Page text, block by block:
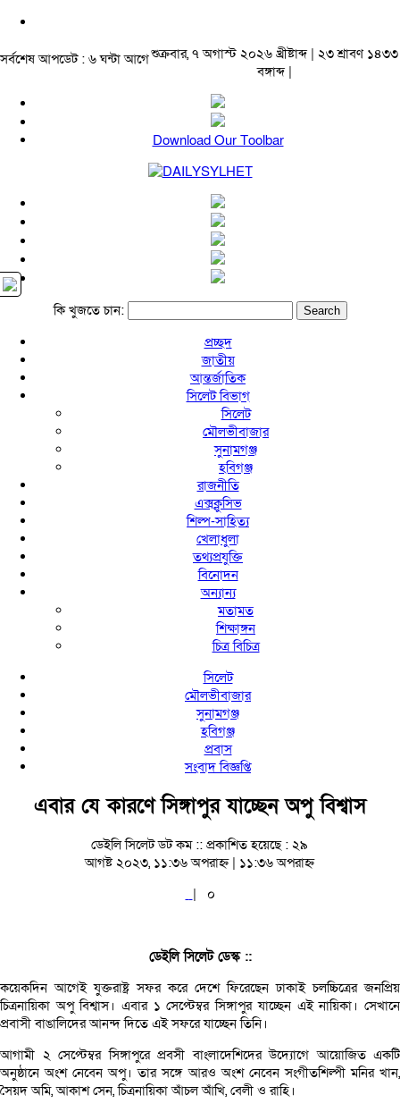
সর্বশেষ আপডেট : ৬ ঘন্টা আগেশুক্রবার, ৭ অগাস্ট ২০২৬ খ্রীষ্টাব্দ | ২৩ শ্রাবণ ১৪৩৩
বঙ্গাব্দ |
Download Our Toolbar
কি খুজতে চান:
প্রচ্ছদ
জাতীয়
আন্তর্জাতিক
সিলেট বিভাগ
সিলেট
মৌলভীবাজার
সুনামগঞ্জ
হবিগঞ্জ
রাজনীতি
এক্সক্লুসিভ
শিল্প-সাহিত্য
খেলাধুলা
তথ্যপ্রযুক্তি
বিনোদন
অন্যান্য
মতামত
শিক্ষাঙ্গন
চিত্র বিচিত্র
সিলেট
মৌলভীবাজার
সুনামগঞ্জ
হবিগঞ্জ
প্রবাস
সংবাদ বিজ্ঞপ্তি
এবার যে কারণে সিঙ্গাপুর যাচ্ছেন অপু বিশ্বাস
ডেইলি সিলেট ডট কম ::প্রকাশিত হয়েছে : ২৯
আগষ্ট ২০২৩, ১১:৩৬ অপরাহ্ন | ১১:৩৬ অপরাহ্ন
|
০
ডেইলি সিলেট ডেস্ক ::
কয়েকদিন আগেই যুক্তরাষ্ট্র সফর করে দেশে ফিরেছেন ঢাকাই চলচ্চিত্রের জনপ্রিয়
চিত্রনায়িকা অপু বিশ্বাস। এবার ১ সেপ্টেম্বর সিঙ্গাপুর যাচ্ছেন এই নায়িকা। সেখানে
প্রবাসী বাঙালিদের আনন্দ দিতে এই সফরে যাচ্ছেন তিনি।
আগামী ২ সেপ্টেম্বর সিঙ্গাপুরে প্রবসী বাংলাদেশিদের উদ্যোগে আয়োজিত একটি
অনুষ্ঠানে অংশ নেবেন অপু। তার সঙ্গে আরও অংশ নেবেন সংগীতশিল্পী মনির খান,
সৈয়দ অমি, আকাশ সেন, চিত্রনায়িকা আঁচল আঁখি, বেলী ও রাহি।